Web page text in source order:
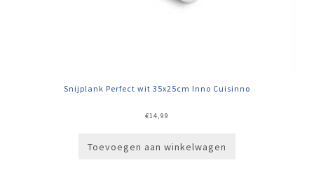
Snijplank Perfect wit 35x25cm Inno Cuisinno
€14,99
Toevoegen aan winkelwagen